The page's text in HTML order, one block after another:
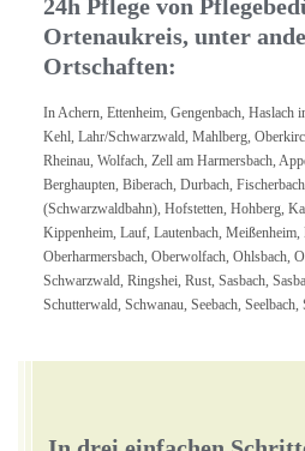
24h Pflege von
Ortenaukreis, unter
Ortschaften:
In Achern, Ettenheim, Gengenbach, Haslach
Kehl, Lahr/Schwarzwald, Mahlberg,
Rheinau, Wolfach, Zell am Harmersbach,
Berghaupten, Biberach, Durbach,
(Schwarzwaldbahn), Hofstetten, Hohberg,
Kippenheim, Lauf, Lautenbach,
Oberharmersbach, Oberwolfach, Ohlsbach,
Schwarzwald, Ringshei, Rust, Sasbach,
Schutterwald, Schwanau, Seebach,